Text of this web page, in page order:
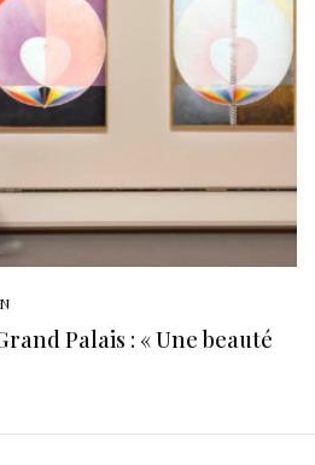
Palais : « Une beauté